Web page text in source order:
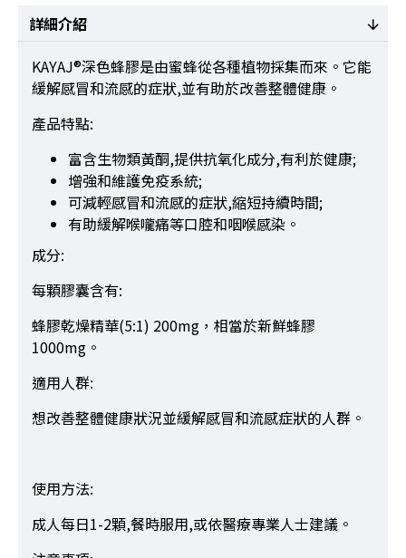
詳細介紹
KAYAJ®深色蜂膠是由蜜蜂從各種植物採集而來。它能
緩解感冒和流感的症狀,並有助於改善整體健康。
產品特點:
富含生物類黃酮,提供抗氧化成分,有利於健康;
增強和維護免疫系統;
可減輕感冒和流感的症狀,縮短持續時間;
有助緩解喉嚨痛等口腔和咽喉感染。
成分:
每顆膠囊含有:
蜂膠乾燥精華(5:1) 200mg，相當於新鮮蜂膠
1000mg。
適用人群:
想改善整體健康狀況並緩解感冒和流感症狀的人群。
使用方法:
成人每日1-2顆,餐時服用,或依醫療專業人士建議。